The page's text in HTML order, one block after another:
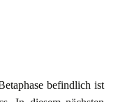
befindlich ist